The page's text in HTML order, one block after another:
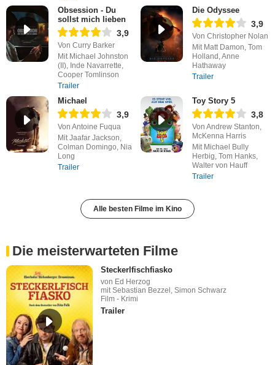
Obsession - Du
sollst mich lieben
3,9
Von Curry Barker
Mit Michael Johnston
(II), Inde Navarrette,
Cooper Tomlinson
Trailer
Die Odyssee
3,9
Von Christopher Nolan
Mit Matt Damon, Tom
Holland, Anne
Hathaway
Trailer
Michael
3,9
Von Antoine Fuqua
Mit Jaafar Jackson,
Colman Domingo, Nia
Long
Trailer
Toy Story 5
3,8
Von Andrew Stanton,
McKenna Harris
Mit Michael Bully
Herbig, Tom Hanks,
Walter von Hauff
Trailer
Alle besten Filme im Kino
Die meisterwarteten Filme
Steckerlfischfiasko
von Ed Herzog
mit Sebastian Bezzel, Simon Schwarz
Film - Krimi
Trailer